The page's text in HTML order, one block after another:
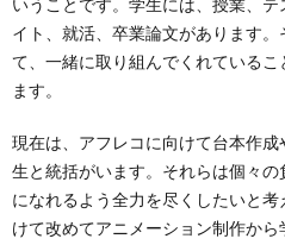
いうことです。学生には、授業、
イト、就活、卒業論文があります
て、一緒に取り組んでくれている
ます。
現在は、アフレコに向けて台本作
生と統括がいます。それらは個々
になれるよう全力を尽くしたいと
けて改めてアニメーション制作か